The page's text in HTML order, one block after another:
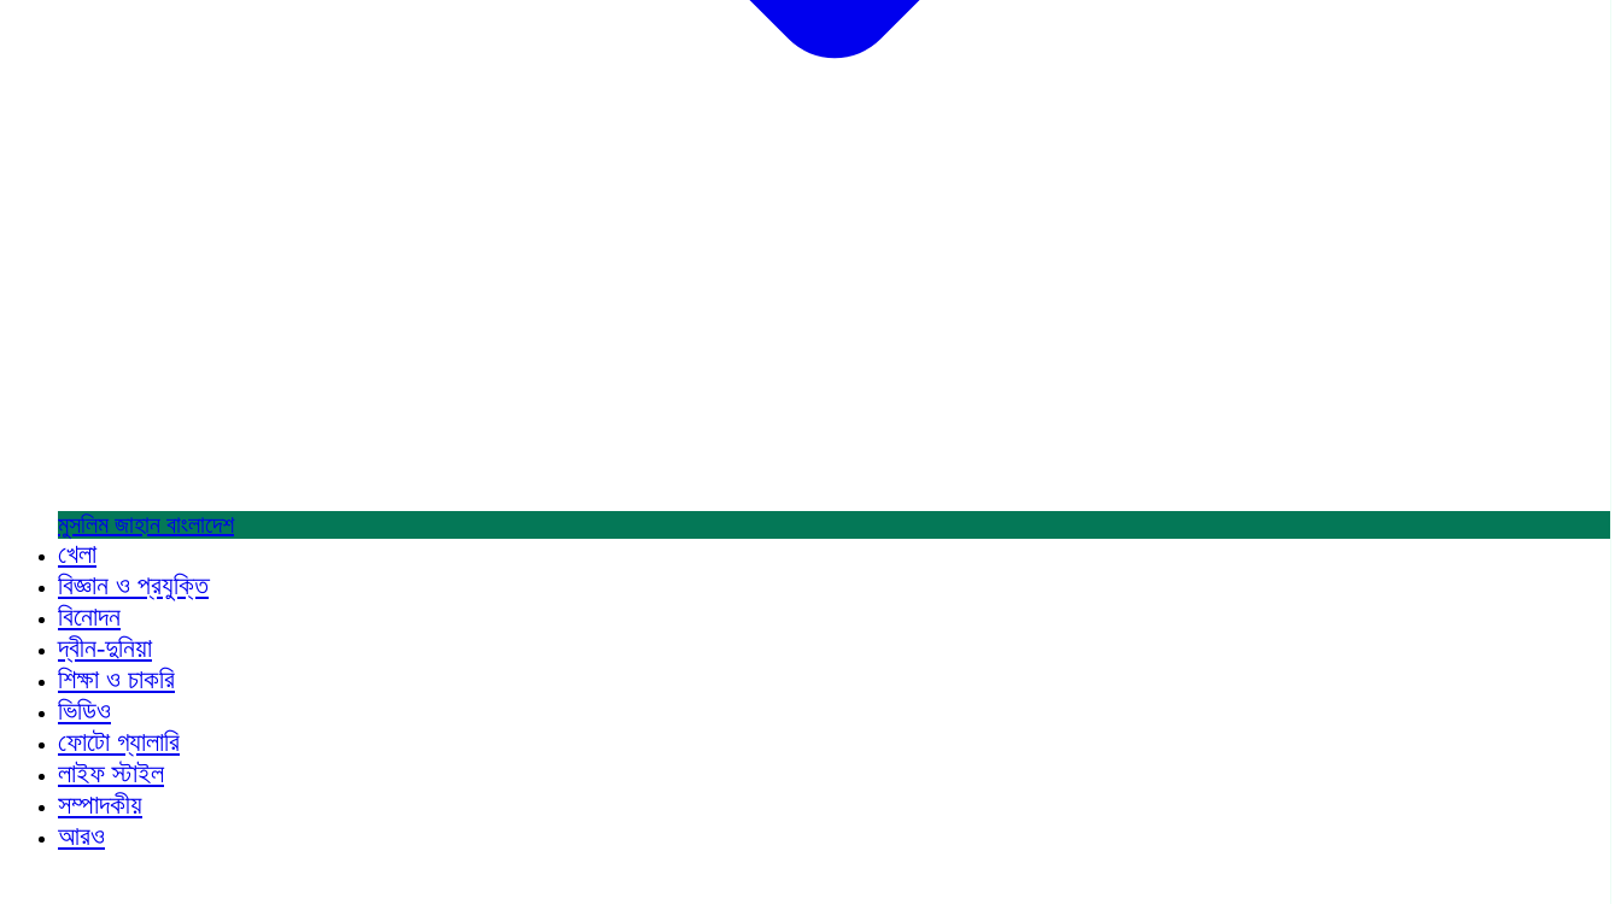
মুসলিম জাহান বাংলাদেশ
খেলা
বিজ্ঞান ও প্রযুক্তি
বিনোদন
দ্বীন-দুনিয়া
শিক্ষা ও চাকরি
ভিডিও
ফোটো গ্যালারি
লাইফ স্টাইল
সম্পাদকীয়
আরও